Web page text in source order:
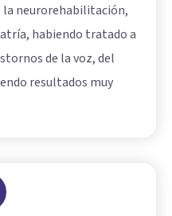
la neurorehabilitación,
habiendo tratado a
de la voz, del
resultados muy